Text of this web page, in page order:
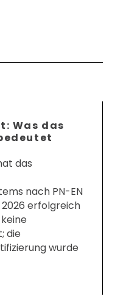
Was das
das
nach PN-EN
2026 erfolgreich
die
wurde